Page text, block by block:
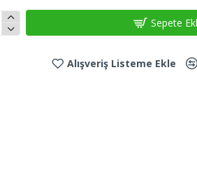
Sepete
Alışveriş Listeme Ekle